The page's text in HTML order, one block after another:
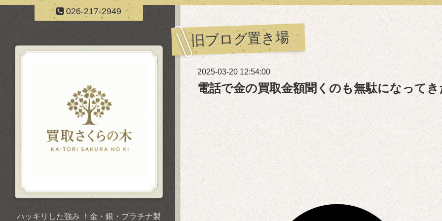
026-217-2949
旧ブログ置き場
2025-03-20 12:54:00
電話で金の買取金額聞くのも無駄になってき
ハッキリした強み ！金・銀・プラチナ製